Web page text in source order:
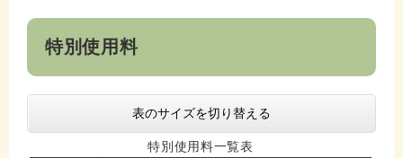
特別使用料
表のサイズを切り替える
特別使用料一覧表